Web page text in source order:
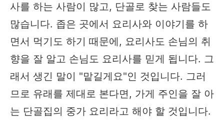
사를 하는 사람이 많고, 단골로 찾는 사람들도
많습니다. 좁은 곳에서 요리사와 이야기를 하
면서 먹기도 하기 때문에, 요리사도 손님의 취
향을 잘 알고 손님도 요리사를 믿게 됩니다. 그
래서 생긴 말이 "맡길게요"인 것입니다. 그러
므로 유래를 제대로 본다면, 가게 주인을 잘 아
는 단골집의 중가 요리라고 해야 할 것입니다.